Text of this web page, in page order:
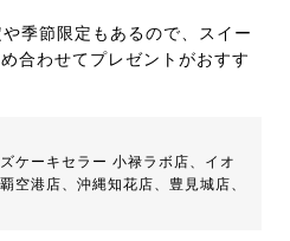
季節限定もあるので、スイー
合わせてプレゼントがおすす
ケーキセラー 小禄ラボ店、イオ
空港店、沖縄知花店、豊見城店、